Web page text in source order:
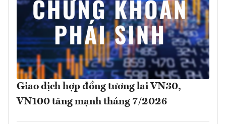
Giao dịch hợp đồng tương lai VN30,
VN100 tăng mạnh tháng 7/2026